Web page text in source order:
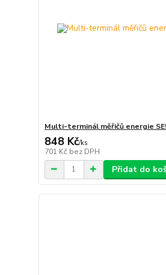
Multi-terminál měřičů energie
848 Kč/ks
701 Kč bez DPH
Přidat do